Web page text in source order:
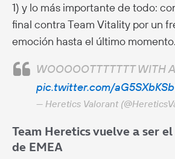
1) y lo más importante de todo:
final contra Team Vitality por un
emoción hasta el último momento.
WOOOOOTTTTTTT WITH
pic.twitter.com/
— Heretics Valorant
Team Heretics vuelve a ser
de EMEA